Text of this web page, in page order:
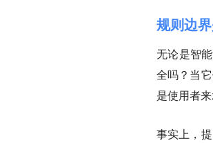
规则边
无论是智
全吗？当
是使用者
事实上，